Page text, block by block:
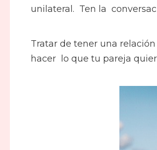
unilateral. Ten la
Tratar de tener una
hacer lo que tu pareja